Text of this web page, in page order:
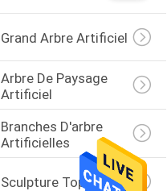
Grand Arbre Artificiel
Arbre De Paysage
Artificiel
Branches D'arbre
Artificielles
Sculpture Topiaire